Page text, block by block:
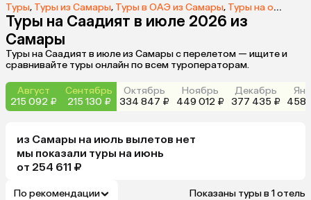
Туры, Туры из Самары, Туры в ОАЭ из Самары, Туры на о. Саадият из Самары
Туры на Саадият в июле 2026 из
Самары
Туры на Саадият в июле из Самары с перелетом — ищите и
сравнивайте туры онлайн по всем туроператорам.
Август
215 092 ₽
Сентябрь
215 130 ₽
Октябрь
334 847 ₽
Ноябрь
449 012 ₽
Декабрь
377 435 ₽
458
из Самары на июль вылетов нет
мы показали туры на июнь
от 254 611 ₽
По рекомендации Показаны туры в 1 отель